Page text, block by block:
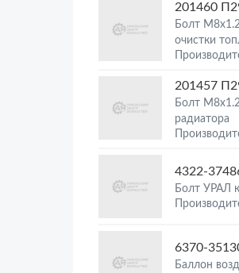
201460
Болт
очистки
201457
Болт
радиатора
4322-
Болт УРАЛ
6370-
Баллон